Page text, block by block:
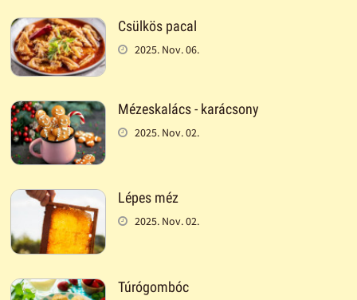
Csülkös pacal
2025. Nov. 06.
Mézeskalács - karácsony
2025. Nov. 02.
Lépes méz
2025. Nov. 02.
Túrógombóc